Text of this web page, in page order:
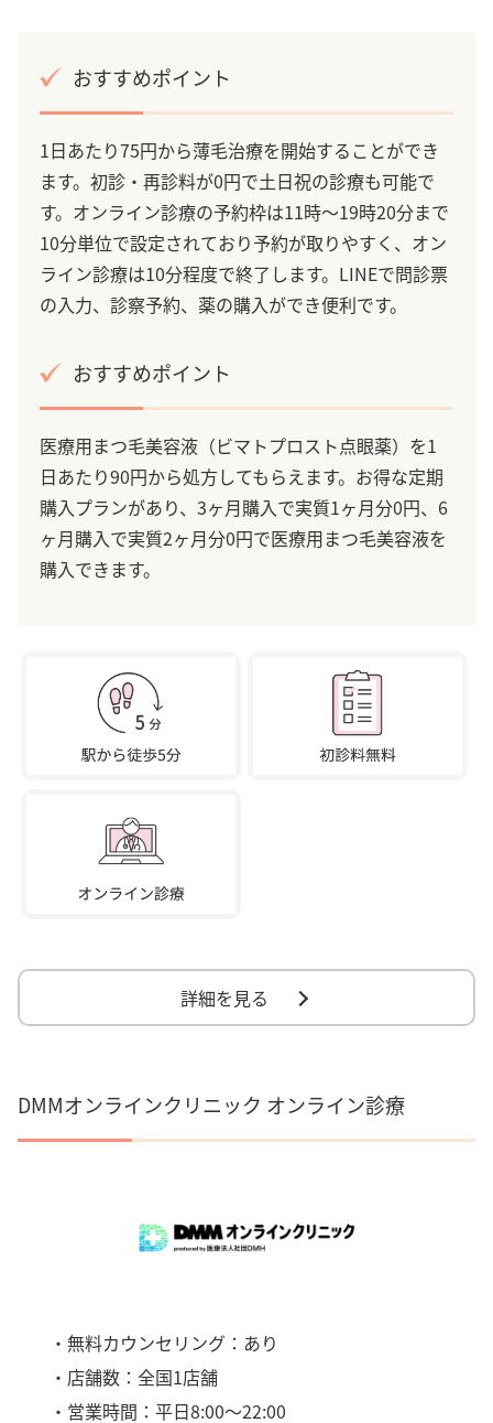
おすすめポイント
1日あたり75円から薄毛治療を開始することができ
ます。初診・再診料が0円で土日祝の診療も可能で
す。オンライン診療の予約枠は11時～19時20分まで
10分単位で設定されており予約が取りやすく、オン
ライン診療は10分程度で終了します。LINEで問診票
の入力、診察予約、薬の購入ができ便利です。
おすすめポイント
医療用まつ毛美容液（ビマトプロスト点眼薬）を1
日あたり90円から処方してもらえます。お得な定期
購入プランがあり、3ヶ月購入で実質1ヶ月分0円、6
ヶ月購入で実質2ヶ月分0円で医療用まつ毛美容液を
購入できます。
詳細を見る
DMMオンラインクリニック オンライン診療
・無料カウンセリング：あり
・店舗数：全国1店舗
・営業時間：平日8:00〜22:00